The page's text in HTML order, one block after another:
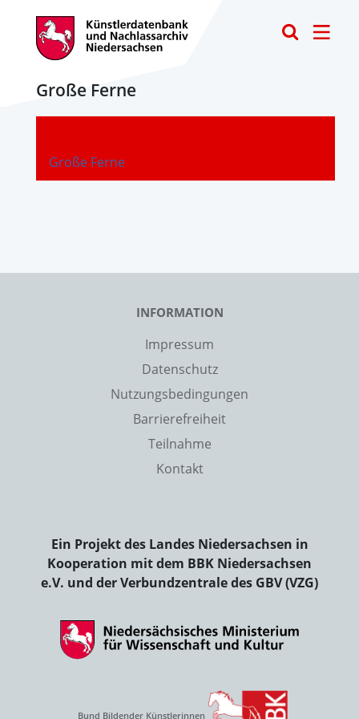
Große Ferne
Große Ferne
-
INFORMATION
Impressum
Datenschutz
Nutzungsbedingungen
Barrierefreiheit
Teilnahme
Kontakt
Ein Projekt des Landes Niedersachsen in
Kooperation mit dem BBK Niedersachsen
e.V. und der Verbundzentrale des GBV (VZG)
Bund Bildender Künstlerinnen